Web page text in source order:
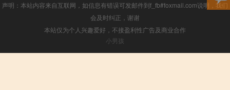
声明：本站内容来自互联网，如信息有错误可发邮件到f_fb#foxmail.com说明，我们
会及时纠正，谢谢
本站仅为个人兴趣爱好，不接盈利性广告及商业合作
小男孩